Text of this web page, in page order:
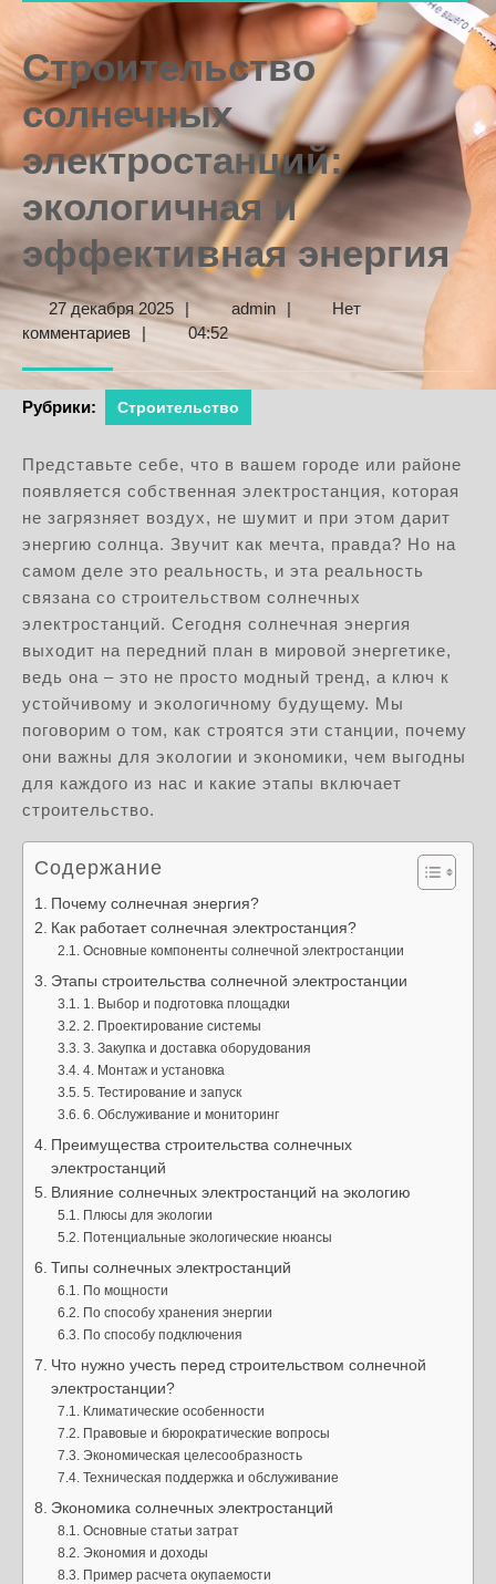
Строительство
солнечных
электростанций:
экологичная и
эффективная энергия
27 декабря 202527
декабря
| adminadmin
|
Нет
комментариев
| 04:52
Рубрики: Строительство
Представьте себе, что в вашем городе или районе
появляется собственная электростанция, которая
не загрязняет воздух, не шумит и при этом дарит
энергию солнца. Звучит как мечта, правда? Но на
самом деле это реальность, и эта реальность
связана со строительством солнечных
электростанций. Сегодня солнечная энергия
выходит на передний план в мировой энергетике,
ведь она – это не просто модный тренд, а ключ к
устойчивому и экологичному будущему. Мы
поговорим о том, как строятся эти станции, почему
они важны для экологии и экономики, чем выгодны
для каждого из нас и какие этапы включает
строительство.
Содержание
Почему солнечная энергия?
Как работает солнечная электростанция?
Основные компоненты солнечной электростанции
Этапы строительства солнечной электростанции
1. Выбор и подготовка площадки
2. Проектирование системы
3. Закупка и доставка оборудования
4. Монтаж и установка
5. Тестирование и запуск
6. Обслуживание и мониторинг
Преимущества строительства солнечных
электростанций
Влияние солнечных электростанций на экологию
Плюсы для экологии
Потенциальные экологические нюансы
Типы солнечных электростанций
По мощности
По способу хранения энергии
По способу подключения
Что нужно учесть перед строительством солнечной
электростанции?
Климатические особенности
Правовые и бюрократические вопросы
Экономическая целесообразность
Техническая поддержка и обслуживание
Экономика солнечных электростанций
Основные статьи затрат
Экономия и доходы
Пример расчета окупаемости